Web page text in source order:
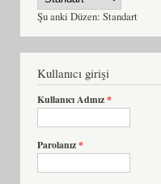
Şu anki Düzen: Standart
Kullanıcı girişi
Kullanıcı Adınız*
Parolanız*